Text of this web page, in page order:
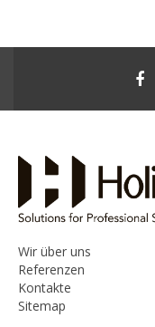
Wir über uns
Referenzen
Kontakte
Sitemap